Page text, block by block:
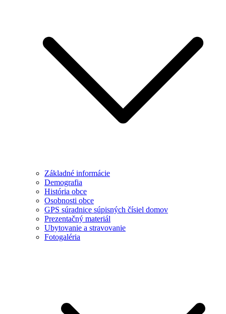
Základné informácie
Demografia
História obce
Osobnosti obce
GPS súradnice súpisných čísiel domov
Prezentačný materiál
Ubytovanie a stravovanie
Fotogaléria